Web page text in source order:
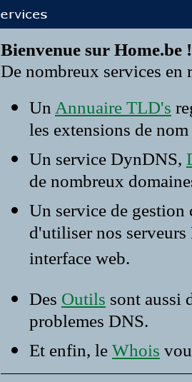
Bienvenue sur Home.be !
De nombreux services
Un Annuaire TLD's
les extensions de
Un service DynDNS,
de nombreux
Un service de
d'utiliser nos
interface web.
Des Outils sont aussi
problemes DNS.
Et enfin, le Whois